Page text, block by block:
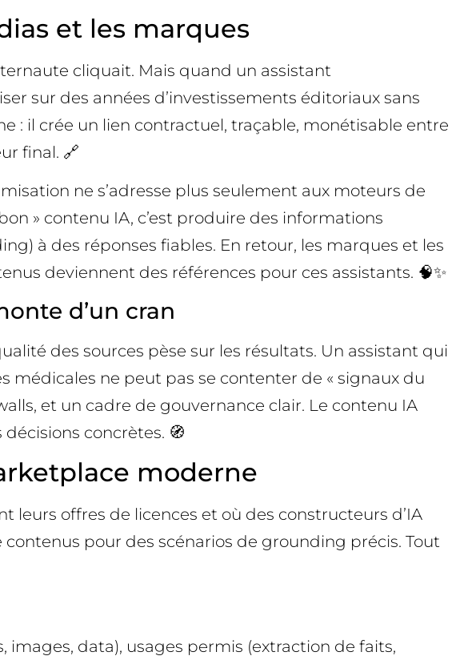
et les marques
cliquait. Mais quand un assistant
sur des années d’investissements éditoriaux sans
: il crée un lien contractuel, traçable, monétisable entre
final. 🔗
ne s’adresse plus seulement aux moteurs de
» contenu IA, c’est produire des informations
à des réponses fiables. En retour, les marques et les
deviennent des références pour ces assistants. 🧠✨
d’un cran
des sources pèse sur les résultats. Un assistant qui
médicales ne peut pas se contenter de « signaux du
et un cadre de gouvernance clair. Le contenu IA
concrètes. 🧭
moderne
leurs offres de licences et où des constructeurs d’IA
pour des scénarios de grounding précis. Tout
images, data), usages permis (extraction de faits,